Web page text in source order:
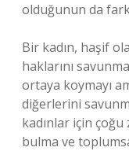
olduğunun da
Bir kadın, haşif
haklarını
ortaya koymayı
diğerlerini
kadınlar için
bulma ve